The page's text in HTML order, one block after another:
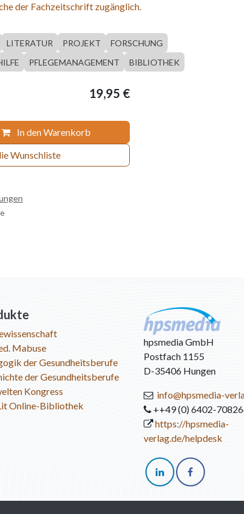
der Fachzeitschrift zugänglich.
LITERATUR PROJEKT
FORSCHUNG
PFLEGEMANAGEMENT BIBLIOTHEK
In den Warenkorb
Wunschliste
19,95 €
Mabuse
der Gesundheitsberufe
der Gesundheitsberufe
Kongress
Online-Bibliothek
hpsmedia GmbH
Postfach 1155
D-35406 Hungen
info@hpsmedia-
++49 (0) 6402-
https://hpsmedia-
verlag.de/helpdesk